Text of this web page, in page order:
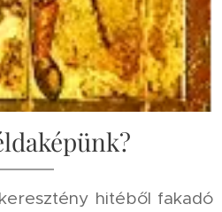
hitéből fakadó